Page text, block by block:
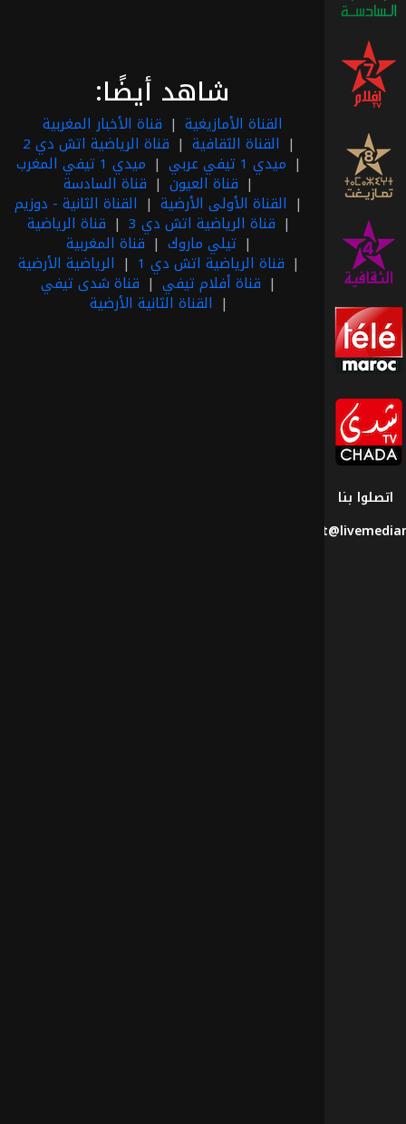
القناة
الأمازيغية
الثقافية
اتصلوا بنا
شاهد أيضًا:
القناة الأمازيغية قناة الأخبار المغربية
القناة الثقافية قناة الرياضية اتش دي 2
ميدي 1 تيفي عربي ميدي 1 تيفي المغرب
قناة العيون قناة السادسة
القناة الأولى الأرضية القناة الثانية - دوزيم
قناة الرياضية اتش دي 3 قناة الرياضية
تيلي ماروك قناة المغربية
قناة الرياضية اتش دي 1 الرياضية الأرضية
قناة أفلام تيفي قناة شدى تيفي
القناة الثانية الأرضية